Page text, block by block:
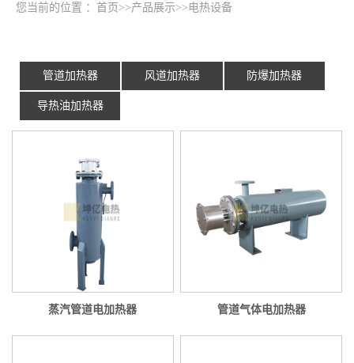
您当前的位置 ： 首页 >>产品展示>> 电热设备
管道加热器 风道加热器 防爆加热器
导热油加热器
蒸汽管道电加热器 管道气体电加热器